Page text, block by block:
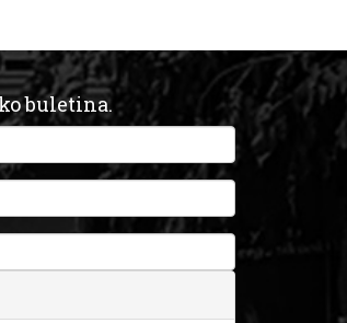
buletina.